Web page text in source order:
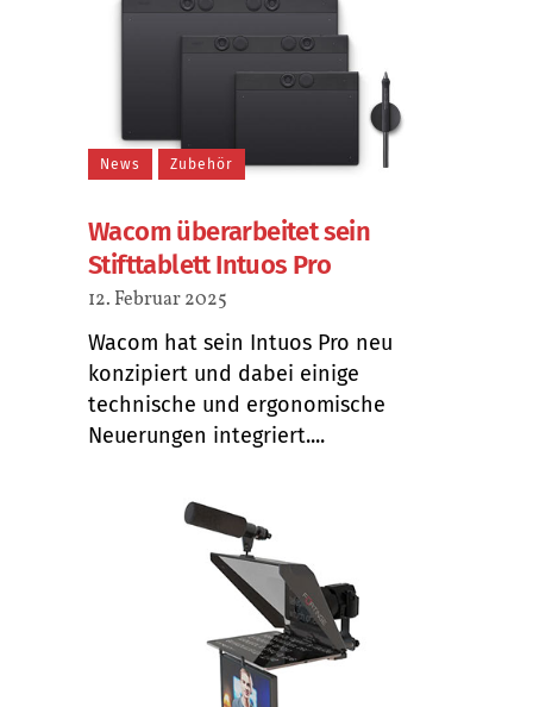
News Zubehör
Wacom überarbeitet sein
Stifttablett Intuos Pro
12. Februar 2025
Wacom hat sein Intuos Pro neu
konzipiert und dabei einige
technische und ergonomische
Neuerungen integriert....